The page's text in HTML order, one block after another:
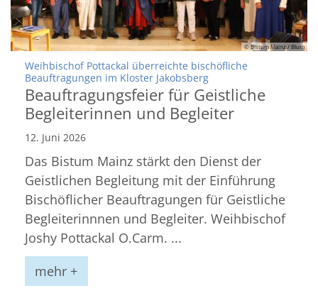
© Bistum Mainz / Blum
Weihbischof Pottackal überreichte bischöfliche
Beauftragungen im Kloster Jakobsberg:
Beauftragungsfeier für Geistliche
Begleiterinnen und Begleiter
12. Juni 2026
Das Bistum Mainz stärkt den Dienst der
Geistlichen Begleitung mit der Einführung
Bischöflicher Beauftragungen für Geistliche
Begleiterinnnen und Begleiter. Weihbischof
Joshy Pottackal O.Carm. ...
mehr +